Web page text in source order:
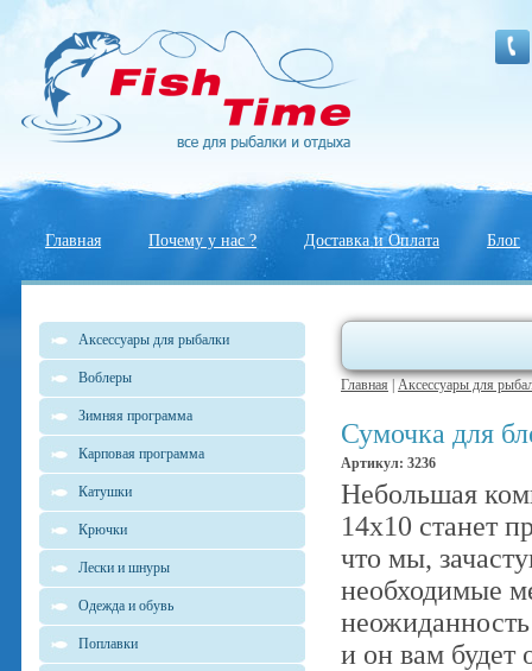
Главная Почему у нас ? Доставка и Оплата Блог
Аксессуары для рыбалки
Воблеры
Зимняя программа
Карповая программа
Катушки
Крючки
Лески и шнуры
Одежда и обувь
Поплавки
Главная Аксессуары для
Сумочка для
Артикул: 3236
Небольшая
14х10 станет
что мы,
необходимые
и он вам будет